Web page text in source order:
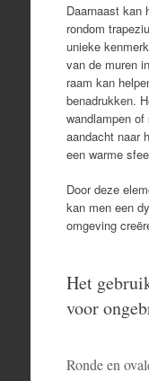
Daarnaast kan
rondom
unieke
van de muren
raam kan
benadrukken.
wandlampen
aandacht naar
een warme
Door deze
kan men een
omgeving
Het
voor
Ronde en